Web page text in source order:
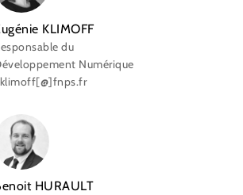
KLIMOFF
du
Numérique
HURAULT